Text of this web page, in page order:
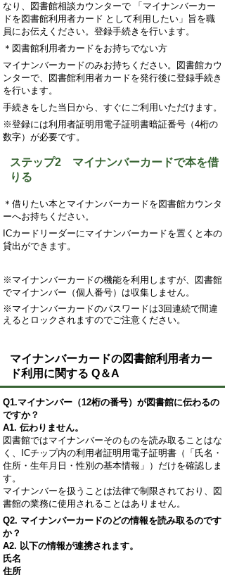
なり、図書館相談カウンターで
「マイナンバーカー
ドを図書館利用者カー ド として利用したい」旨を職
員にお伝えください。登録手続きを行います。
＊図書館利用者カードをお持ちでない方
マイナンバーカードのみお持ちください。図書館カウ
ンターで、図書館利用者カードを発行後に登録手続き
を行います。
手続きをした当日から、すぐにご利用いただけます。
※登録には利用者証明用電子証明書暗証番号（4桁の
数字）が必要です。
ステップ2 マイナンバーカードで本を借
りる
＊借りたい本とマイナンバーカードを図書館カウンタ
ーへお持ちください。
ICカードリーダーにマイナンバーカードを置くと本の
貸出ができます。
※マイナンバーカードの機能を利用しますが、図書館
でマイナンバー（個人番号）は収集しません。
※マイナンバーカードのパスワードは3回連続で間違
えるとロックされますのでご注意ください。
マイナンバーカードの図書館利用者カー
ド利用に関する Q＆A
Q1.マイナンバー（12桁の番号）が図書館に伝わるの
ですか？
A1. 伝わりません。
図書館ではマイナンバーそのものを読み取ることはな
く、ICチップ内の利用者証明用電子証明書（「氏名・
住所・生年月日・性別の基本情報」）だけを確認しま
す。
マイナンバーを扱うことは法律で制限されており、図
書館の業務に使用されることはありません。
Q2. マイナンバーカードのどの情報を読み取るのです
か？
A2. 以下の情報が連携されます。
氏名
住所